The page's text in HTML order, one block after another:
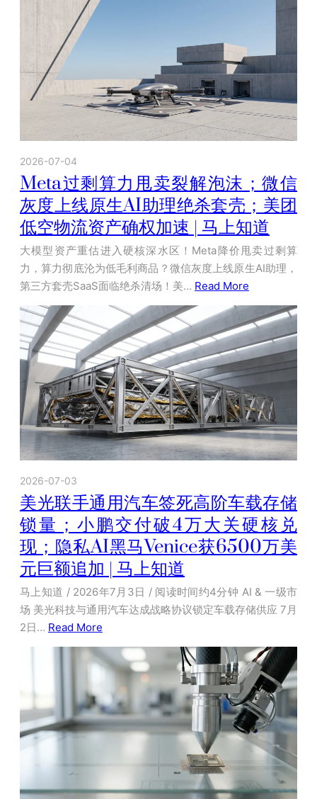
2026-07-04
Meta过剩算力甩卖裂解泡沫；微信
灰度上线原生AI助理绝杀套壳；美团
低空物流资产确权加速 | 马上知道
大模型资产重估进入硬核深水区！Meta降价甩卖过剩算
力，算力彻底沦为低毛利商品？微信灰度上线原生AI助理，
第三方套壳SaaS面临绝杀清场！美… Read More
2026-07-03
美光联手通用汽车签死高阶车载存储
锁量；小鹏交付破4万大关硬核兑
现；隐私AI黑马Venice获6500万美
元巨额追加 | 马上知道
马上知道 / 2026年7月3日 / 阅读时间约4分钟 AI & 一级市
场 美光科技与通用汽车达成战略协议锁定车载存储供应 7月
2日… Read More